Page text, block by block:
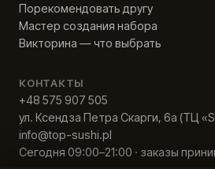
Порекомендовать другу
Мастер создания набора
Викторина — что выбрать
КОНТАКТЫ
+48 575 907 505
ул. Ксендза Петра Скарги, 6а (ТЦ
info@top-sushi.pl
Сегодня 09:00–21:00 · заказы